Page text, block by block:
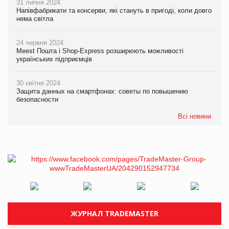
31 липня 2024
Напівфабрикати та консерви, які стануть в пригоді, коли довго
нема світла
24 червня 2024
Meest Пошта і Shop-Express розширюють можливості
українських підприємців
30 квітня 2024
Защита данных на смартфонах: советы по повышению
безопасности
Всі новини
ЖУРНАЛ TRADEMASTER